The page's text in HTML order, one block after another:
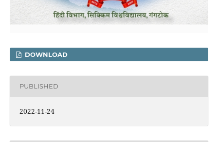
DOWNLOAD
PUBLISHED
2022-11-24